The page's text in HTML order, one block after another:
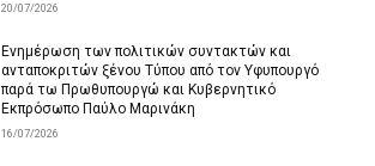
20/07/2026
Ενημέρωση των πολιτικών συντακτών και
ανταποκριτών ξένου Τύπου από τον Υφυπουργό
παρά τω Πρωθυπουργώ και Κυβερνητικό
Εκπρόσωπο Παύλο Μαρινάκη
16/07/2026